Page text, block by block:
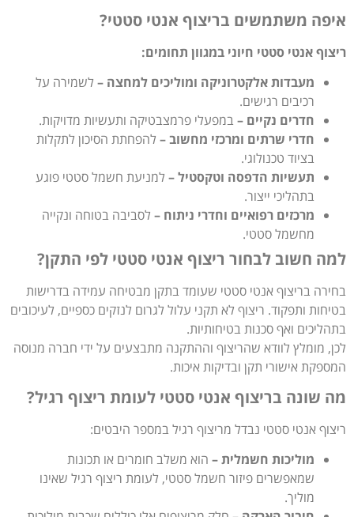
איפה משתמשים בריצוף אנטי סטטי?
ריצוף אנטי סטטי חיוני במגוון תחומים:
מעבדות אלקטרוניקה ומוליכים למחצה – לשמירה על
רכיבים רגישים.
חדרים נקיים – במפעלי פרמצבטיקה ותעשיות מדויקות.
חדרי שרתים ומרכזי מחשוב – להפחתת הסיכון לתקלות
בציוד טכנולוגי.
תעשיות הדפסה וטקסטיל – למניעת חשמל סטטי פוגע
בתהליכי ייצור.
מרכזים רפואיים וחדרי ניתוח – לסביבה בטוחה ונקייה
מחשמל סטטי.
למה חשוב לבחור ריצוף אנטי סטטי לפי התקן?
בחירה בריצוף אנטי סטטי שעומד בתקן מבטיחה עמידה בדרישות
בטיחות ותפקוד. ריצוף לא תקני עלול לגרום לנזקים כספיים, לעיכובים
בתהליכים ואף סכנות בטיחותיות.
לכן, מומלץ לוודא שהריצוף וההתקנה מתבצעים על ידי חברה מנוסה
המספקת אישורי תקן ובדיקות איכות.
מה שונה בריצוף אנטי סטטי לעומת ריצוף רגיל?
ריצוף אנטי סטטי נבדל מריצוף רגיל במספר היבטים:
מוליכות חשמלית – הוא משלב חומרים או תכונות
שמאפשרים פיזור חשמל סטטי, לעומת ריצוף רגיל שאינו
מוליך.